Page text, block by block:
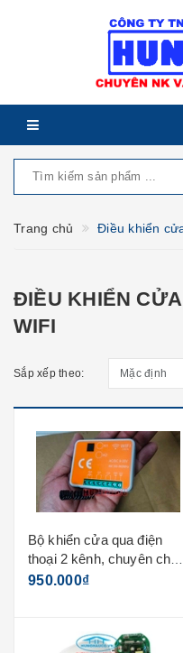
Trang chủ Điều khiển
ĐIỀU KHIỂN
WIFI
Sắp xếp theo:
Bộ khiển cửa qua điện
thoại 2 kênh, chuyên cho
motor cổng (dùng app
950.000₫